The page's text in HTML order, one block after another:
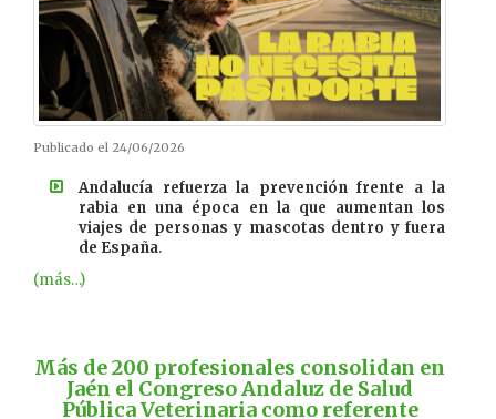
Publicado el 24/06/2026
Andalucía refuerza la prevención frente a la
rabia en una época en la que aumentan los
viajes de personas y mascotas dentro y fuera
de España.
(más…)
Más de 200 profesionales consolidan en
Jaén el Congreso Andaluz de Salud
Pública Veterinaria como referente